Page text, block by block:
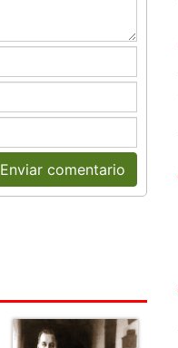
Enviar comentario